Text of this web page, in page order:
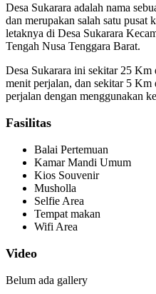
Desa Sukarara adalah nama
dan merupakan salah satu pusat
letaknya di Desa Sukarara
Tengah Nusa Tenggara Barat.
Desa Sukarara ini sekitar 25
menit perjalan, dan sekitar 5 Km
perjalan dengan menggunakan
Fasilitas
Balai Pertemuan
Kamar Mandi Umum
Kios Souvenir
Musholla
Selfie Area
Tempat makan
Wifi Area
Video
Belum ada gallery